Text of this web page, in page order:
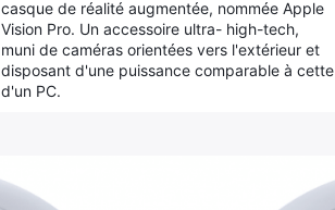
casque de réalité augmentée, nommée Apple
Vision Pro. Un accessoire ultra- high-tech,
muni de caméras orientées vers l'extérieur et
disposant d'une puissance comparable à cette
d'un PC.